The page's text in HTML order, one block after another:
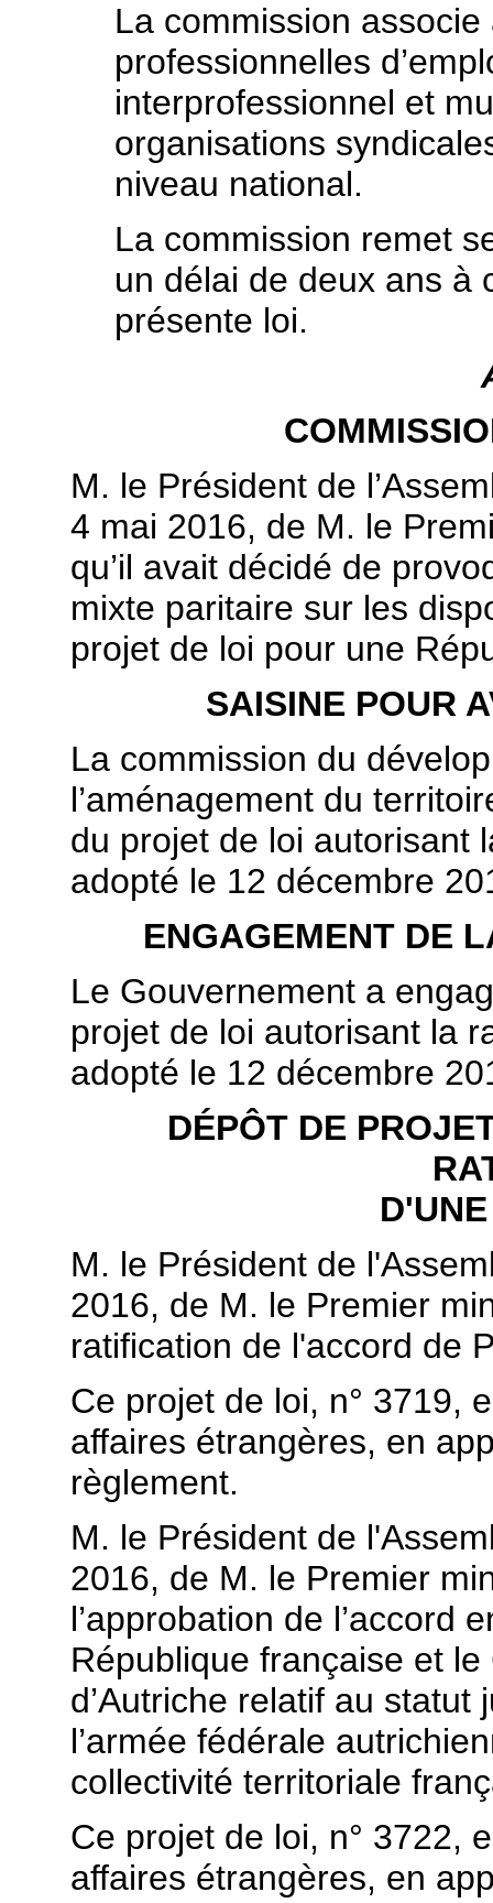
La commission
professionnelles
interprofessionnel et
organisations
niveau national.
La commission remet
un délai de deux ans à
présente loi.
M. le Président de
4 mai 2016, de M. le
qu’il avait décidé de
mixte paritaire sur les
projet de loi pour une
SAISINE POUR
La commission du
l’aménagement du
du projet de loi autorisant
adopté le 12 décembre
ENGAGEMENT DE
Le Gouvernement a
projet de loi autorisant la
adopté le 12 décembre
DÉPÔT DE
M. le Président de
2016, de M. le Premier
ratification de l'accord de
Ce projet de loi, n° 3719,
affaires étrangères, en
règlement.
M. le Président de
2016, de M. le Premier
l’approbation de l’accord
République française et
d’Autriche relatif au
l’armée fédérale
collectivité territoriale
Ce projet de loi, n° 3722,
affaires étrangères, en